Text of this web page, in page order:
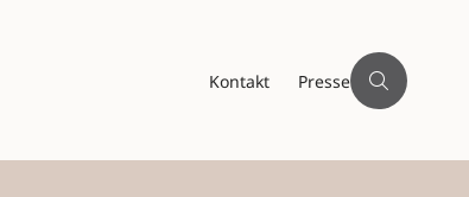
Kontakt Presse